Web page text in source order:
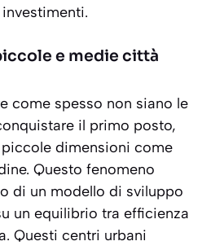
e medie città
come spesso non siano le
il primo posto,
dimensioni come
Questo fenomeno
di un modello di sviluppo
un equilibrio tra efficienza
. Questi centri urbani